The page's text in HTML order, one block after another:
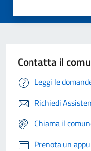
Contatta il
Leggi le
Richiedi
Chiama il
Prenota un